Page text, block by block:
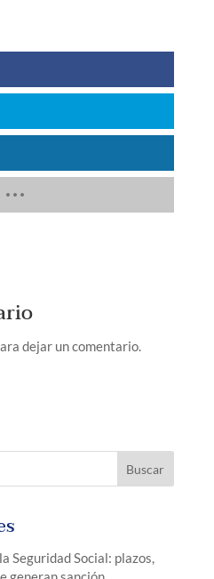
dejar un comentario.
Seguridad Social: plazos,